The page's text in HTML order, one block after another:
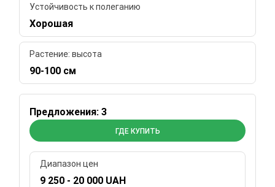
Устойчивость к полеганию
Хорошая
Растение: высота
90-100 см
Предложения: 3
ГДЕ КУПИТЬ
Диапазон цен
9 250 - 20 000 UAH